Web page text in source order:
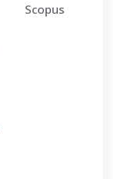
Scopus